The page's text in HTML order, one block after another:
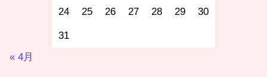
24 25 26 27 28 29 30
31
« 4月